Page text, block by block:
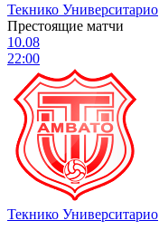
Текнико Университарио
Престоящие матчи
10.08
22:00
Текнико Университарио